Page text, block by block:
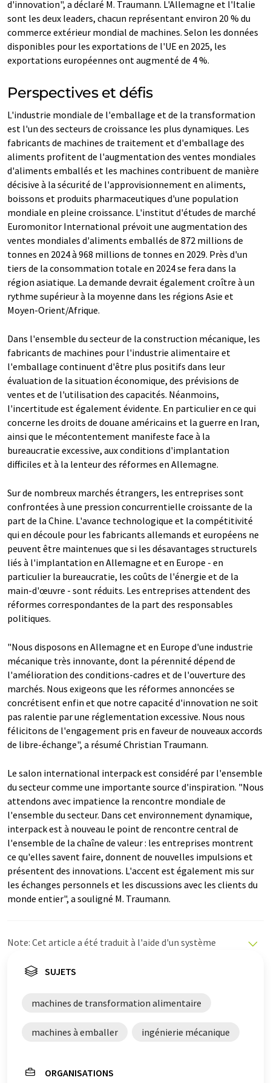
d'innovation", a déclaré M. Traumann. L'Allemagne et l'Italie
sont les deux leaders, chacun représentant environ 20 % du
commerce extérieur mondial de machines. Selon les données
disponibles pour les exportations de l'UE en 2025, les
exportations européennes ont augmenté de 4 %.
Perspectives et défis
L'industrie mondiale de l'emballage et de la transformation
est l'un des secteurs de croissance les plus dynamiques. Les
fabricants de machines de traitement et d'emballage des
aliments profitent de l'augmentation des ventes mondiales
d'aliments emballés et les machines contribuent de manière
décisive à la sécurité de l'approvisionnement en aliments,
boissons et produits pharmaceutiques d'une population
mondiale en pleine croissance. L'institut d'études de marché
Euromonitor International prévoit une augmentation des
ventes mondiales d'aliments emballés de 872 millions de
tonnes en 2024 à 968 millions de tonnes en 2029. Près d'un
tiers de la consommation totale en 2024 se fera dans la
région asiatique. La demande devrait également croître à un
rythme supérieur à la moyenne dans les régions Asie et
Moyen-Orient/Afrique.
Dans l'ensemble du secteur de la construction mécanique, les
fabricants de machines pour l'industrie alimentaire et
l'emballage continuent d'être plus positifs dans leur
évaluation de la situation économique, des prévisions de
ventes et de l'utilisation des capacités. Néanmoins,
l'incertitude est également évidente. En particulier en ce qui
concerne les droits de douane américains et la guerre en Iran,
ainsi que le mécontentement manifeste face à la
bureaucratie excessive, aux conditions d'implantation
difficiles et à la lenteur des réformes en Allemagne.
Sur de nombreux marchés étrangers, les entreprises sont
confrontées à une pression concurrentielle croissante de la
part de la Chine. L'avance technologique et la compétitivité
qui en découle pour les fabricants allemands et européens ne
peuvent être maintenues que si les désavantages structurels
liés à l'implantation en Allemagne et en Europe - en
particulier la bureaucratie, les coûts de l'énergie et de la
main-d'œuvre - sont réduits. Les entreprises attendent des
réformes correspondantes de la part des responsables
politiques.
"Nous disposons en Allemagne et en Europe d'une industrie
mécanique très innovante, dont la pérennité dépend de
l'amélioration des conditions-cadres et de l'ouverture des
marchés. Nous exigeons que les réformes annoncées se
concrétisent enfin et que notre capacité d'innovation ne soit
pas ralentie par une réglementation excessive. Nous nous
félicitons de l'engagement pris en faveur de nouveaux accords
de libre-échange", a résumé Christian Traumann.
Le salon international interpack est considéré par l'ensemble
du secteur comme une importante source d'inspiration. "Nous
attendons avec impatience la rencontre mondiale de
l'ensemble du secteur. Dans cet environnement dynamique,
interpack est à nouveau le point de rencontre central de
l'ensemble de la chaîne de valeur : les entreprises montrent
ce qu'elles savent faire, donnent de nouvelles impulsions et
présentent des innovations. L'accent est également mis sur
les échanges personnels et les discussions avec les clients du
monde entier", a souligné M. Traumann.
Note: Cet article a été traduit à l'aide d'un système
propose ces traductions automatiques pour présenter
été traduit avec traduction automatique, il est possible
de grammaire. L'article original dans Anglais peut être
SUJETS
machines de transformation alimentaire
machines à emballer ingénierie mécanique
ORGANISATIONS